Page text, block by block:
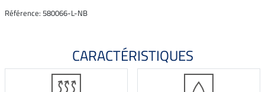
Référence: 580066-L-NB
CARACTÉRISTIQUES